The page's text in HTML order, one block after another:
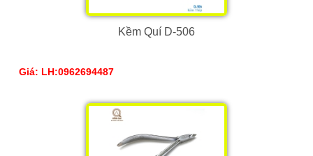
Kềm Quí D-506
Giá: LH:0962694487